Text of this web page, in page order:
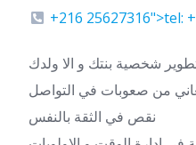
+216 25627316">tel:
شخصية بنتك و الا ولدك
من صعوبات في التواصل
نقص في الثقة بالنفس